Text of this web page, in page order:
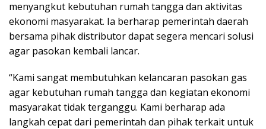
menyangkut kebutuhan rumah tangga dan aktivitas
ekonomi masyarakat. Ia berharap pemerintah daerah
bersama pihak distributor dapat segera mencari solusi
agar pasokan kembali lancar.
“Kami sangat membutuhkan kelancaran pasokan gas
agar kebutuhan rumah tangga dan kegiatan ekonomi
masyarakat tidak terganggu. Kami berharap ada
langkah cepat dari pemerintah dan pihak terkait untuk